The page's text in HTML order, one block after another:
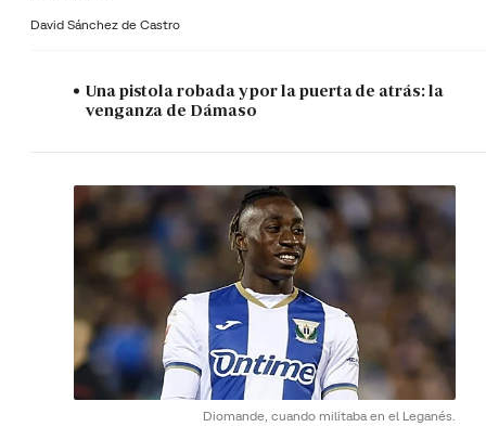
David Sánchez de Castro
Una pistola robada y por la puerta de atrás: la
venganza de Dámaso
Diomande, cuando militaba en el Leganés.